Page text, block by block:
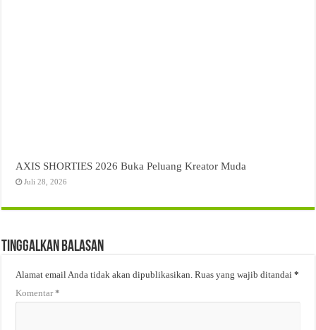
AXIS SHORTIES 2026 Buka Peluang Kreator Muda
Juli 28, 2026
Tinggalkan Balasan
Alamat email Anda tidak akan dipublikasikan. Ruas yang wajib ditandai*
Komentar*